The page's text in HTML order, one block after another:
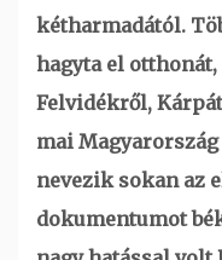
kétharmadától.
hagyta el
Felvidékről,
mai
nevezik sokan az
dokumentumot